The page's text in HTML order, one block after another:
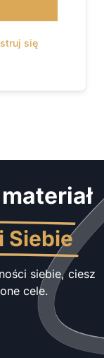
się
Siebie
siebie, ciesz
cele.